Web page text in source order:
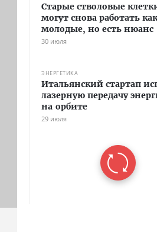
Старые стволовые
могут снова работать как
молодые, но есть нюанс
30 июля
ЭНЕРГЕТИКА
Итальянский стартап
лазерную передачу
на орбите
29 июля